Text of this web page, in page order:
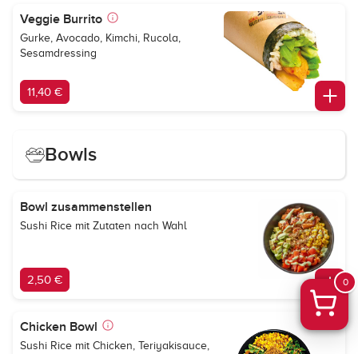
Veggie Burrito
Gurke, Avocado, Kimchi, Rucola,
Sesamdressing
11,40 €
Bowls
Bowl zusammenstellen
Sushi Rice mit Zutaten nach Wahl
2,50 €
Chicken Bowl
Sushi Rice mit Chicken, Teriyakisauce,
0